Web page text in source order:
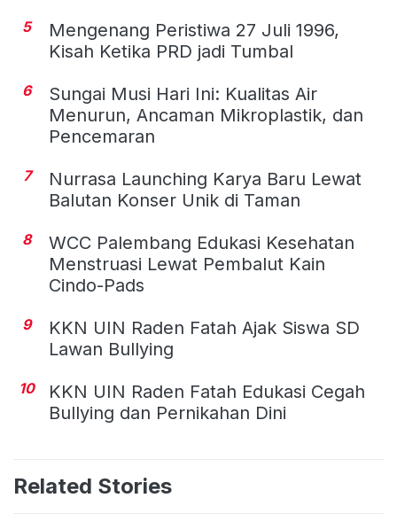
5
Mengenang Peristiwa 27 Juli 1996,
Kisah Ketika PRD jadi Tumbal
6
Sungai Musi Hari Ini: Kualitas Air
Menurun, Ancaman Mikroplastik, dan
Pencemaran
7
Nurrasa Launching Karya Baru Lewat
Balutan Konser Unik di Taman
8
WCC Palembang Edukasi Kesehatan
Menstruasi Lewat Pembalut Kain
Cindo-Pads
9
KKN UIN Raden Fatah Ajak Siswa SD
Lawan Bullying
10
KKN UIN Raden Fatah Edukasi Cegah
Bullying dan Pernikahan Dini
Related Stories